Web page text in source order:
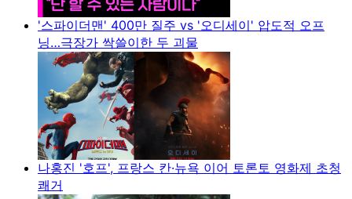
'스파이더맨' 400만 질주 vs '오디세이' 압도적 오프
닝…극장가 싹쓸이한 두 괴물
나홍진 '호프', 프랑스 칸·뉴욕 이어 토론토 영화제 초청
쾌거